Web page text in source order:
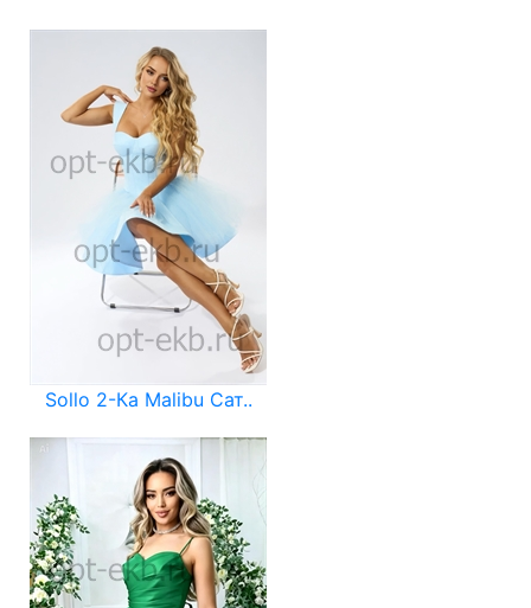
Sollo 2-Ка Malibu Сат..